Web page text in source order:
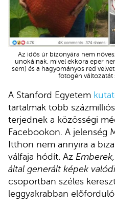
Az idős úr bizonyára nem
unokáinak, mivel ekkora eper
sem) és a hagyományos red
fotogén változatát
A Stanford Egyetem
tartalmak több
terjednek a közösségi
Facebookon. A jelenség
Itthon nem annyira a
válfaja hódít. Az
által generált képek
csoportban széles
leggyakrabban